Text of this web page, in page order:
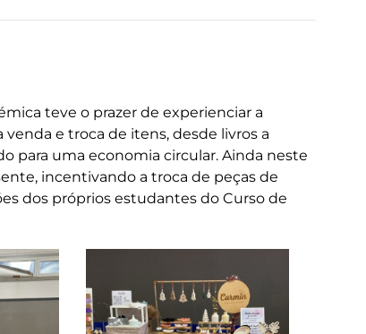
teve o prazer de experienciar a
e troca de itens, desde livros a
para uma economia circular. Ainda neste
incentivando a troca de peças de
dos próprios estudantes do Curso de